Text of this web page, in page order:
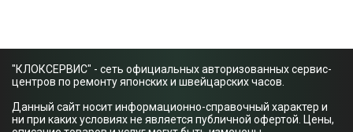
"КЛОКСЕРВИС" - сеть официальных авторизованных сервис-
центров по ремонту японских и швейцарских часов.
Данный сайт носит информационно-справочный характер и
ни при каких условиях не является публичной офертой. Цены,